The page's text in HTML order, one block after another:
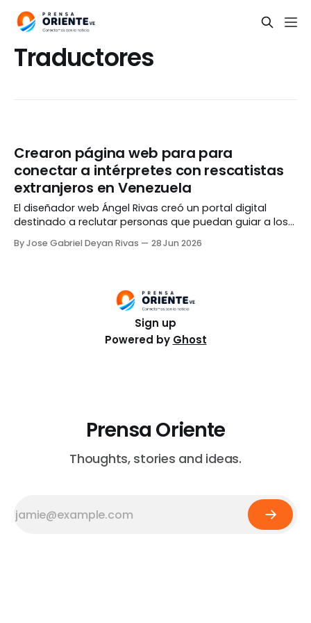
Traductores
Crearon página web para para
conectar a intérpretes con rescatistas
extranjeros en Venezuela
El diseñador web Ángel Rivas creó un portal digital
destinado a reclutar personas que puedan guiar a los
apoyo en Venezuela por los terremotos. La
deseen apoyar interpretando otros
By Jose Gabriel Deyan Rivas 28 Jun 2026
Sign up
Powered by Ghost
Prensa Oriente
Thoughts, stories and ideas.